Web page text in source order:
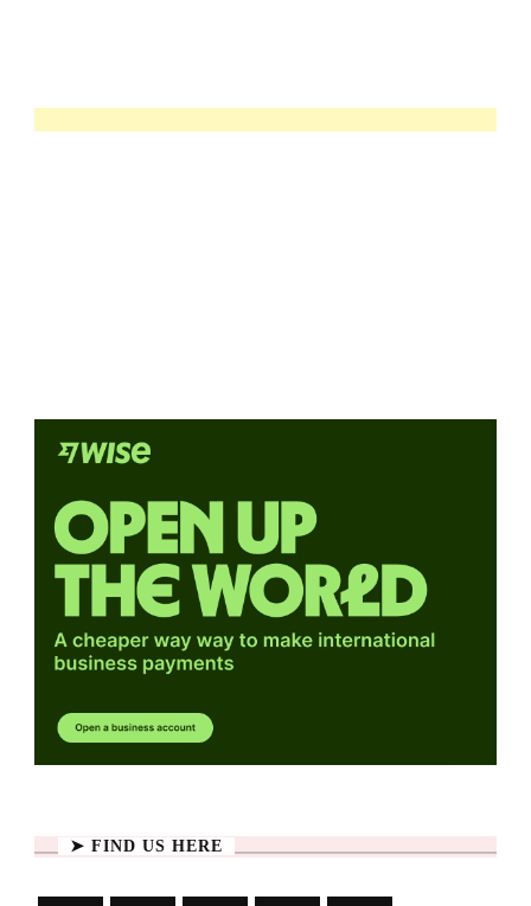
➤ FIND US HERE